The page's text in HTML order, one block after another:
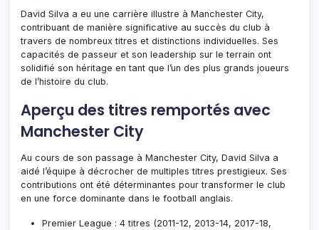
David Silva a eu une carrière illustre à Manchester City,
contribuant de manière significative au succès du club à
travers de nombreux titres et distinctions individuelles. Ses
capacités de passeur et son leadership sur le terrain ont
solidifié son héritage en tant que l’un des plus grands joueurs
de l’histoire du club.
Aperçu des titres remportés avec
Manchester City
Au cours de son passage à Manchester City, David Silva a
aidé l’équipe à décrocher de multiples titres prestigieux. Ses
contributions ont été déterminantes pour transformer le club
en une force dominante dans le football anglais.
Premier League : 4 titres (2011-12, 2013-14, 2017-18,